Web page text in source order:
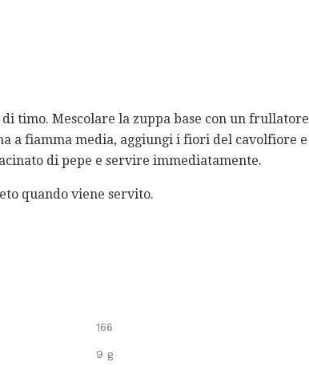
timo. Mescolare la zuppa base con un frullatore
a fiamma media, aggiungi i fiori del cavolfiore e
di pepe e servire immediatamente.
quando viene servito.
166
9 g